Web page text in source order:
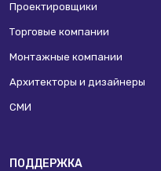
Проектировщики
Торговые компании
Монтажные компании
Архитекторы и дизайнеры
СМИ
ПОДДЕРЖКА